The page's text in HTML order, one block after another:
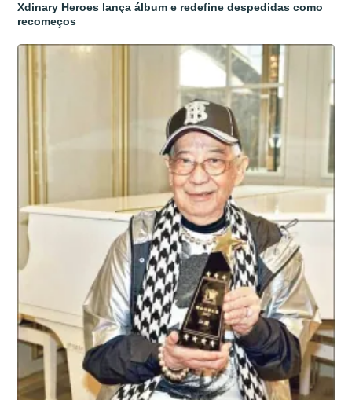
Xdinary Heroes lança álbum e redefine despedidas como
recomeços